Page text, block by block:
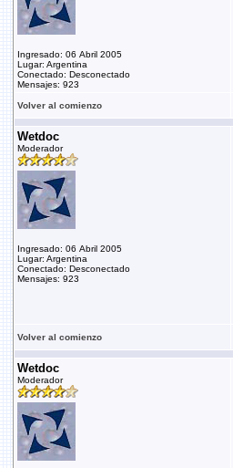
Ingresado: 06 Abril 2005
Lugar: Argentina
Conectado: Desconectado
Mensajes: 923
Volver al comienzo
Wetdoc
Moderador
Ingresado: 06 Abril 2005
Lugar: Argentina
Conectado: Desconectado
Mensajes: 923
Volver al comienzo
Wetdoc
Moderador